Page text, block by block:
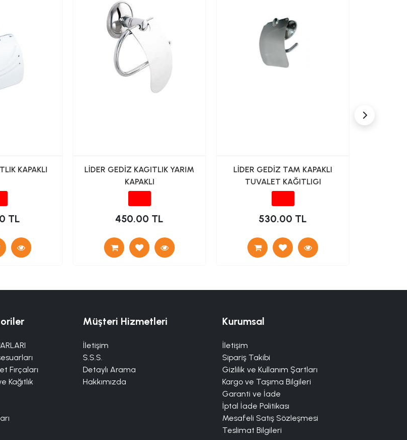
KAPAKLI
TL
LİDER GEDİZ KAGITLIK YARIM
KAPAKLI
450.00 TL
LİDER GEDİZ TAM KAPAKLI
TUVALET KAĞITLIGI
530.00 TL
Fırçaları
Kağıtlık
Kurumsal
İletişim
Sipariş Takibi
Gizlilik ve Kullanım Şartları
Kargo ve Taşıma Bilgileri
Garanti ve İade
İptal İade Politikası
Mesafeli Satış Sözleşmesi
Teslimat Bilgileri
Müşteri Hizmetleri
İletişim
S.S.S.
Detaylı Arama
Hakkımızda